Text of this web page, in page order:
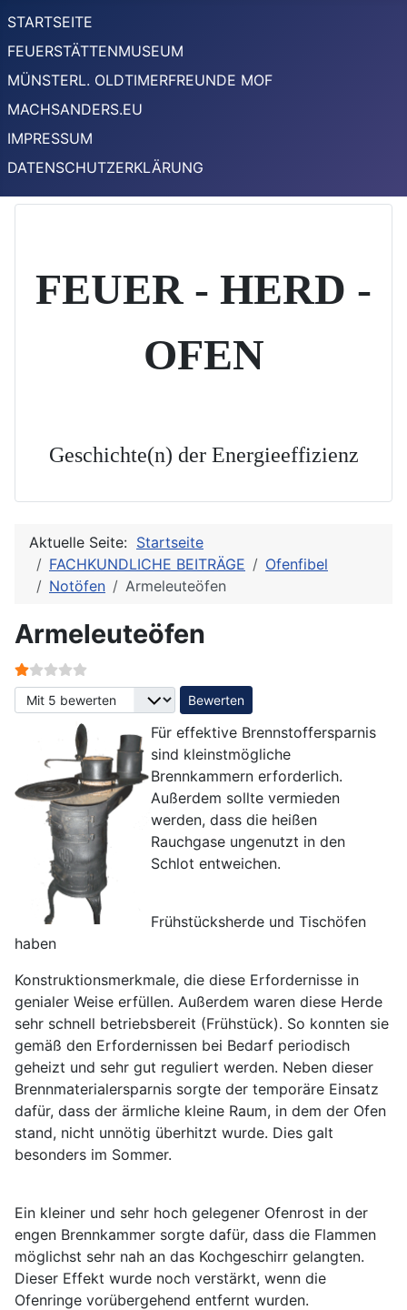
STARTSEITE
FEUERSTÄTTENMUSEUM
MÜNSTERL. OLDTIMERFREUNDE MOF
MACHSANDERS.EU
IMPRESSUM
DATENSCHUTZERKLÄRUNG
FEUER - HERD -
OFEN
Geschichte(n) der Energieeffizienz
Aktuelle Seite: Startseite
FACHKUNDLICHE BEITRÄGE
Ofenfibel
Notöfen
Armeleuteöfen
Armeleuteöfen
Bewertung:
Bitte bewerten
Für effektive Brennstoffersparnis
sind kleinstmögliche
Brennkammern erforderlich.
Außerdem sollte vermieden
werden, dass die heißen
Rauchgase ungenutzt in den
Schlot entweichen.
Frühstücksherde und Tischöfen
haben
Konstruktionsmerkmale, die diese Erfordernisse in
genialer Weise erfüllen. Außerdem waren diese Herde
sehr schnell betriebsbereit (Frühstück). So konnten sie
gemäß den Erfordernissen bei Bedarf periodisch
geheizt und sehr gut reguliert werden. Neben dieser
Brennmaterialersparnis sorgte der temporäre Einsatz
dafür, dass der ärmliche kleine Raum, in dem der Ofen
stand, nicht unnötig überhitzt wurde. Dies galt
besonders im Sommer.
Ein kleiner und sehr hoch gelegener Ofenrost in der
engen Brennkammer sorgte dafür, dass die Flammen
möglichst sehr nah an das Kochgeschirr gelangten.
Dieser Effekt wurde noch verstärkt, wenn die
Ofenringe vorübergehend entfernt wurden.